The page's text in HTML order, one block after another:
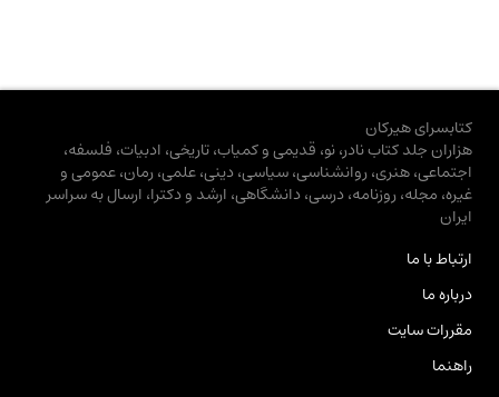
کتابسرای هیرکان
هزاران جلد کتاب نادر، نو، قدیمی و کمیاب، تاریخی، ادبیات، فلسفه،
اجتماعی، هنری، روانشناسی، سیاسی، دینی، علمی، رمان، عمومی و
غیره، مجله، روزنامه، درسی، دانشگاهی، ارشد و دکترا، ارسال به سراسر
ایران
ارتباط با ما
درباره ما
مقررات سایت
راهنما